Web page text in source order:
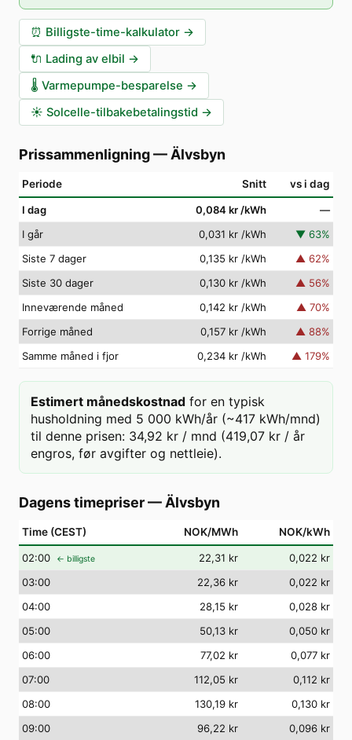
⏰ Billigste-time-kalkulator →
🔌 Lading av elbil →
🌡️ Varmepumpe-besparelse →
☀️ Solcelle-tilbakebetalingstid →
Prissammenligning— Älvsbyn
Periode Snitt vs i dag
I dag 0,084 kr /kWh
—
I går
0,031 kr /kWh ▼ 63%
Siste 7 dager
0,135 kr /kWh ▲ 62%
Siste 30 dager
0,130 kr /kWh ▲ 56%
Inneværende måned
0,142 kr /kWh ▲ 70%
Forrige måned
0,157 kr /kWh ▲ 88%
Samme måned i fjor
0,234 kr /kWh ▲ 179%
Estimert månedskostnad for en typisk
husholdning med 5 000 kWh/år (~417 kWh/mnd)
til denne prisen: 34,92 kr / mnd (419,07 kr / år
engros, før avgifter og nettleie).
Dagens timepriser— Älvsbyn
Time (CEST) NOK/MWh NOK/kWh
02:00 ← billigste 22,31 kr
0,022 kr
03:00 22,36 kr
0,022 kr
04:00 28,15 kr
0,028 kr
05:00 50,13 kr
0,050 kr
06:00 77,02 kr
0,077 kr
07:00 112,05 kr
0,112 kr
08:00 130,19 kr
0,130 kr
09:00 96,22 kr
0,096 kr